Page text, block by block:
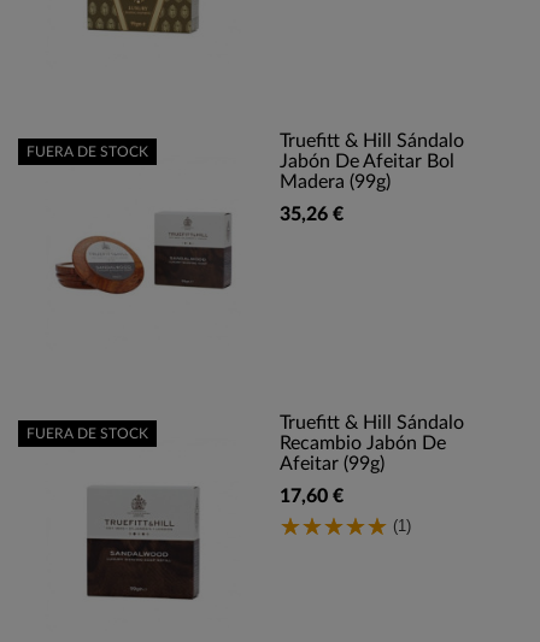
Truefitt & Hill Sándalo
Jabón De Afeitar Bol
Madera (99g)
35,26 €
FUERA DE STOCK
Truefitt & Hill Sándalo
Recambio Jabón De
Afeitar (99g)
17,60 €
(1)
FUERA DE STOCK